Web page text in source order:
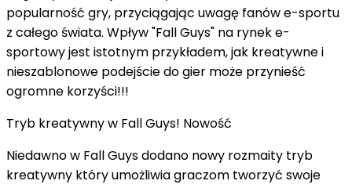
popularność gry, przyciągając uwagę fanów e-sportu
z całego świata. Wpływ "Fall Guys" na rynek e-
sportowy jest istotnym przykładem, jak kreatywne i
nieszablonowe podejście do gier może przynieść
ogromne korzyści!!!
Tryb kreatywny w Fall Guys! Nowość
Niedawno w Fall Guys dodano nowy rozmaity tryb
kreatywny który umożliwia graczom tworzyć swoje